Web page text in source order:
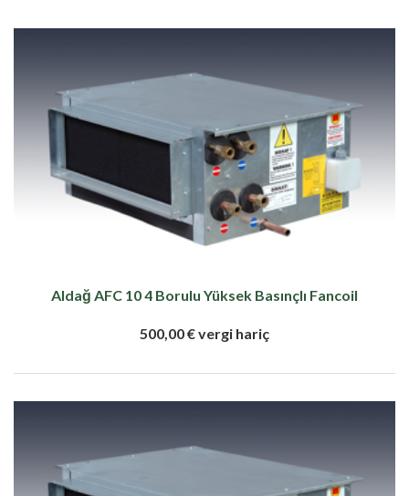
Aldağ AFC 10 4 Borulu Yüksek Basınçlı Fancoil
500,00 € vergi hariç